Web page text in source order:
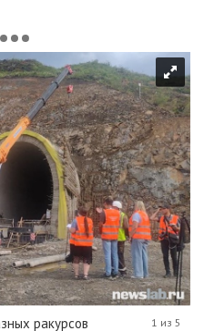
ракурсов 1 из 5